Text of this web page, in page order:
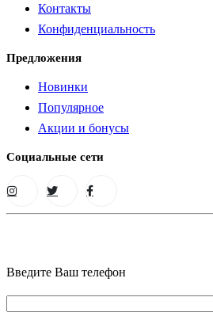
Контакты
Конфиденциальность
Предложения
Новинки
Популярное
Акции и бонусы
Социальные сети
Введите Ваш телефон